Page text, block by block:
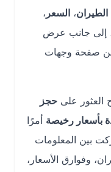
،السعر ،
عرض
وجهات
على حجز
رخيصة أمرًا
المعلومات
الأسعار،